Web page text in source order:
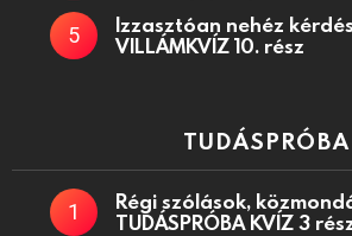
Izzasztóan nehéz
VILLÁMKVÍZ 10. rész
TUDÁSPRÓBA
Régi szólások,
TUDÁSPRÓBA KVÍZ 3